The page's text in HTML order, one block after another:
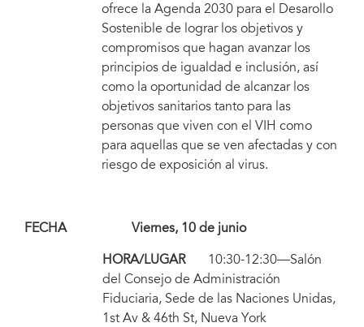
ofrece la Agenda 2030 para el Desarollo
Sostenible de lograr los objetivos y
compromisos que hagan avanzar los
principios de igualdad e inclusión, así
como la oportunidad de alcanzar los
objetivos sanitarios tanto para las
personas que viven con el VIH como
para aquellas que se ven afectadas y con
riesgo de exposición al virus.
FECHA Viernes, 10 de junio
HORA/LUGAR 10:30-12:30—Salón
del Consejo de Administración
Fiduciaria, Sede de las Naciones Unidas,
1st Av & 46th St, Nueva York